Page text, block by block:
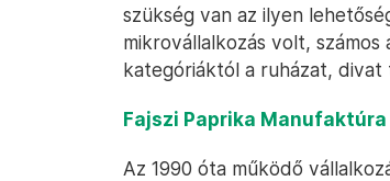
szükség van az ilyen
mikrovállalkozás volt,
kategóriáktól a ruházat, divat
Fajszi Paprika Manufaktúra
Az 1990 óta működő